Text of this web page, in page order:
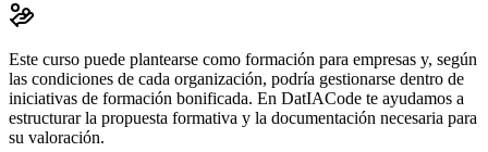
Este curso puede plantearse como formación para empresas y, según
las condiciones de cada organización, podría gestionarse dentro de
iniciativas de formación bonificada. En DatIACode te ayudamos a
estructurar la propuesta formativa y la documentación necesaria para
su valoración.